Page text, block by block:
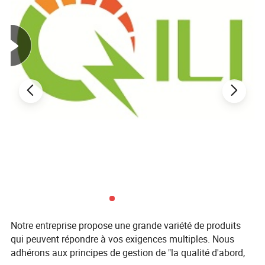
Notre entreprise propose une grande variété de produits
qui peuvent répondre à vos exigences multiples. Nous
adhérons aux principes de gestion de "la qualité d'abord,